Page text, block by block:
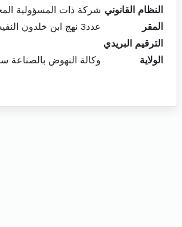
النظام القانوني شركة ذات المسؤولية
المقر
عدد3 نهج ابن خلدون النفيضة سوسة
الترقيم البريدي
الولاية
وكالة النهوض بالصناعة